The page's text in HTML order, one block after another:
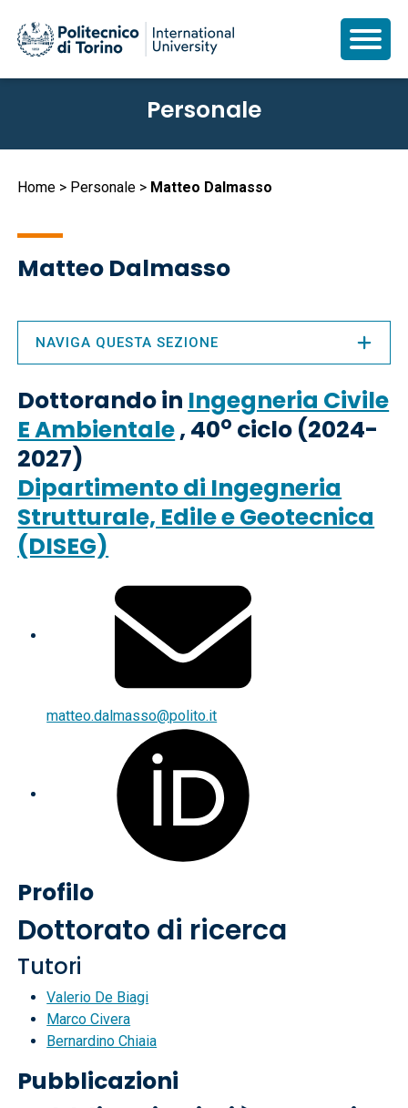
principale
Personale
Briciole
Home Personale Matteo Dalmasso
Matteo Dalmasso
Dottorando in Ingegneria Civile
E Ambientale, 40o ciclo (2024-
2027)
Dipartimento di Ingegneria
Strutturale, Edile e Geotecnica
(DISEG)
matteo.dalmasso@polito.it
Profilo
Dottorato di ricerca
Tutori
Valerio De Biagi
Marco Civera
Bernardino Chiaia
Pubblicazioni
NAVIGA QUESTA SEZIONE